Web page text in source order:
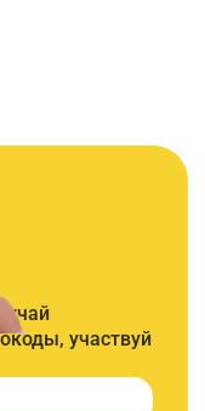
участвуй